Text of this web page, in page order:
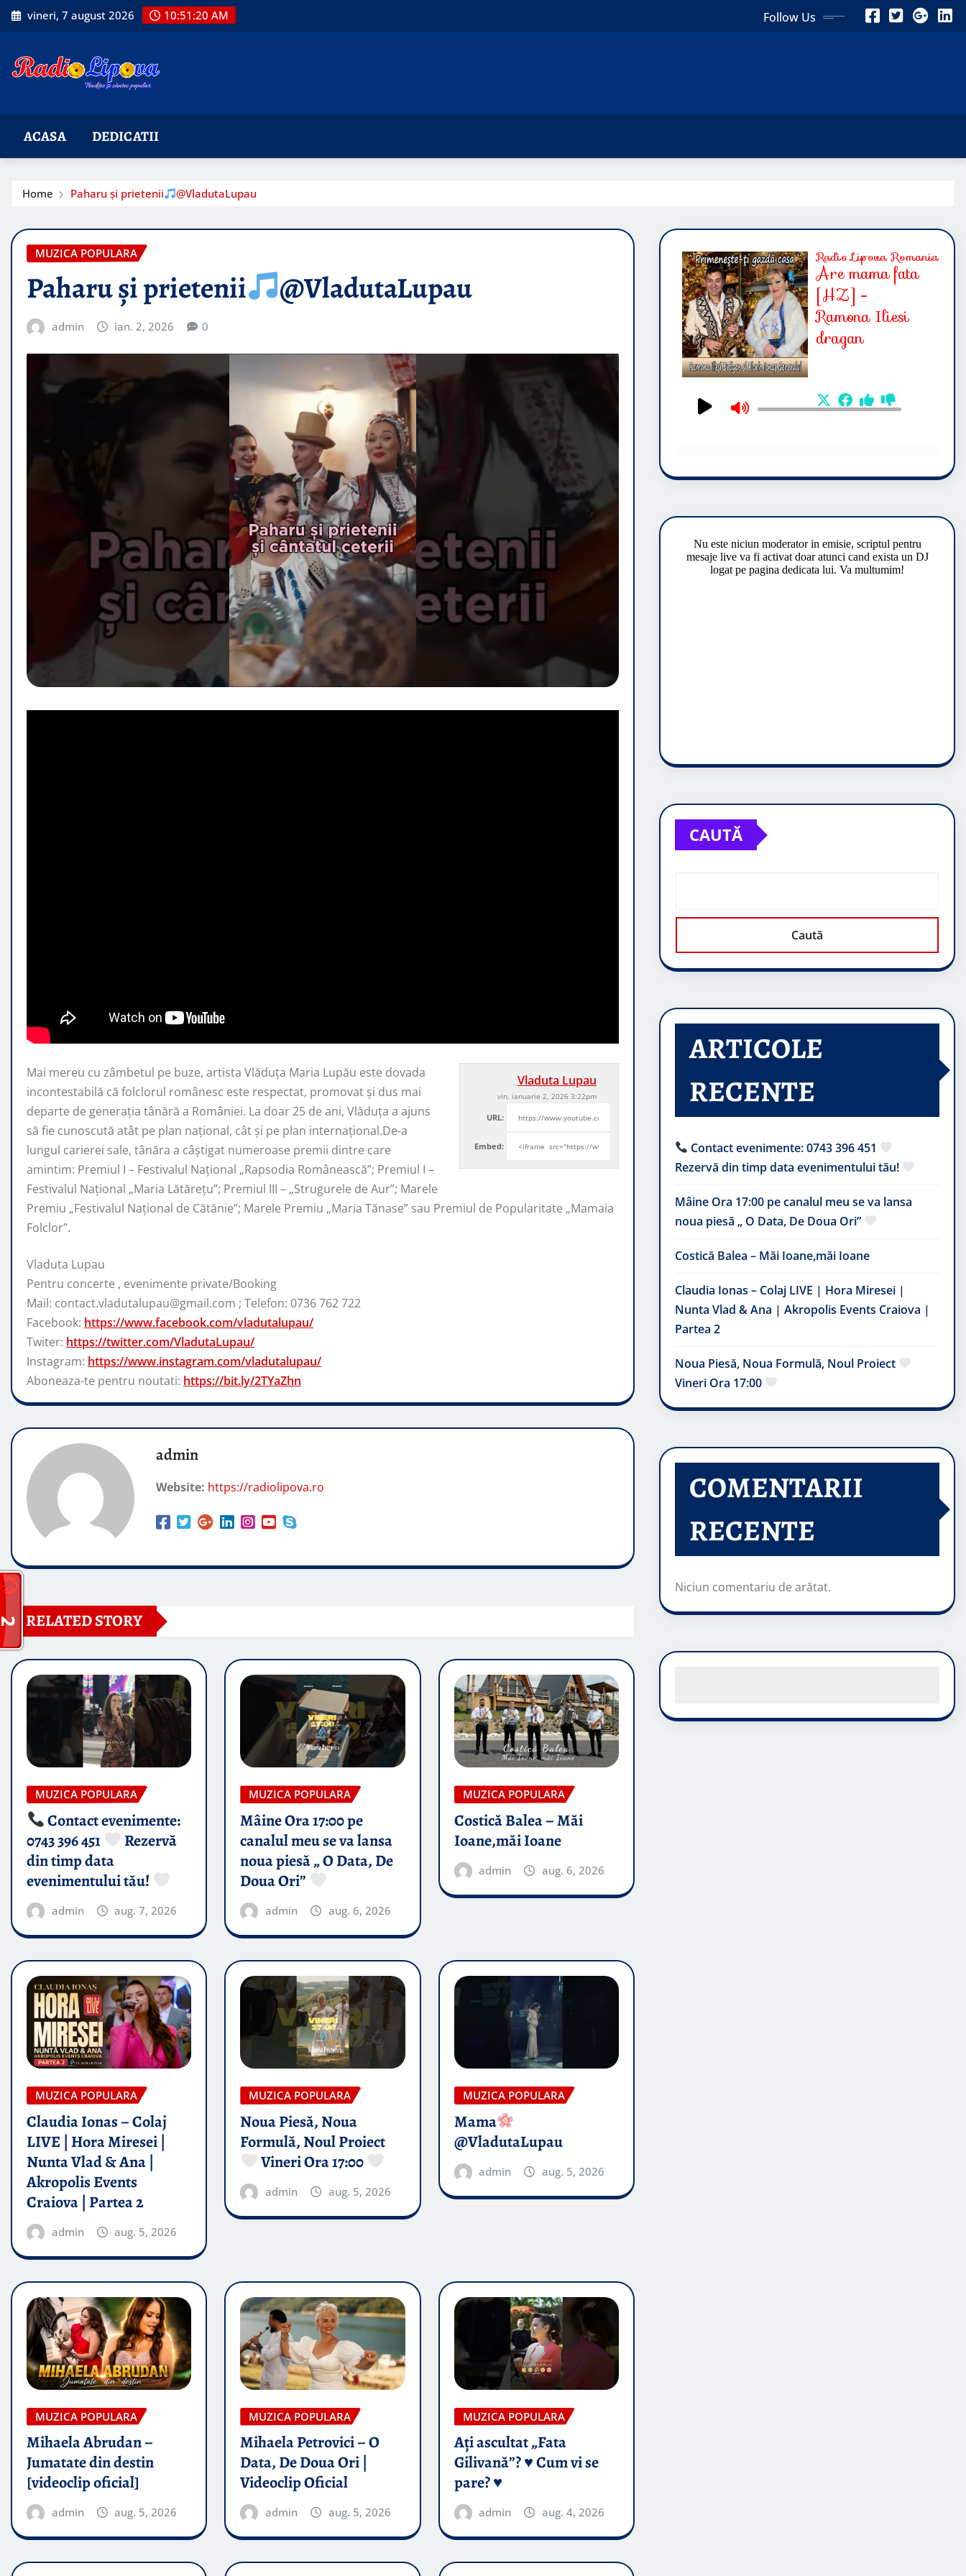
Skip
to
vineri, 7 august 2026 10:51:21 AM Follow Us
ACASA DEDICATII
Home Paharu și prietenii @VladutaLupau
MUZICA POPULARA
Paharu și prietenii @VladutaLupau
admin ian. 2, 2026 0
Vladuta Lupau
vin, ianuarie 2, 2026 3:22pm
URL:
Embed:
Mai mereu cu zâmbetul pe buze, artista Vlăduța Maria Lupău este dovada
incontestabilă că folclorul românesc este respectat, promovat şi dus mai
departe de generaţia tânără a României. La doar 25 de ani, Vlăduța a ajuns
să fie cunoscută atât pe plan naţional, cât şi pe plan internaţional.De-a
lungul carierei sale, tânăra a câştigat numeroase premii dintre care
amintim: Premiul I – Festivalul Național „Rapsodia Românească”; Premiul I –
Festivalul Național „Maria Lătărețu”; Premiul III – „Strugurele de Aur”; Marele
Premiu „Festivalul Național de Cătănie”; Marele Premiu „Maria Tănase” sau Premiul de Popularitate „Mamaia
Folclor”.
Vladuta Lupau
Pentru concerte , evenimente private/Booking
Mail: contact.vladutalupau@gmail.com ; Telefon: 0736 762 722
Facebook: https://www.facebook.com/vladutalupau/
Twiter: https://twitter.com/VladutaLupau/
Instagram: https://www.instagram.com/vladutalupau/
Aboneaza-te pentru noutati: https://bit.ly/2TYaZhn
admin
Website: https://radiolipova.ro
RELATED STORY
MUZICA POPULARA
Contact evenimente:
0743 396 451
Rezervă
din timp data
evenimentului tău!
admin aug. 7, 2026
MUZICA POPULARA
Mâine Ora 17:00 pe
canalul meu se va lansa
noua piesă „ O Data, De
Doua Ori”
admin aug. 6, 2026
MUZICA POPULARA
Costică Balea – Măi
Ioane,măi Ioane
admin aug. 6, 2026
MUZICA POPULARA
Claudia Ionas – Colaj
LIVE | Hora Miresei |
Nunta Vlad & Ana |
Akropolis Events
Craiova | Partea 2
admin aug. 5, 2026
MUZICA POPULARA
Noua Piesă, Noua
Formulă, Noul Proiect
Vineri Ora 17:00
admin aug. 5, 2026
MUZICA POPULARA
Mama
@VladutaLupau
admin aug. 5, 2026
MUZICA POPULARA
Mihaela Abrudan –
Jumatate din destin
[videoclip oficial]
admin aug. 5, 2026
MUZICA POPULARA
Mihaela Petrovici – O
Data, De Doua Ori |
Videoclip Oficial
admin aug. 5, 2026
MUZICA POPULARA
Ați ascultat „Fata
Gilivană”? ♥️ Cum vi se
pare? ♥️
admin aug. 4, 2026
CAUTĂ
Caută
ARTICOLE
RECENTE
Contact evenimente: 0743 396 451
Rezervă din timp data evenimentului tău!
Mâine Ora 17:00 pe canalul meu se va lansa
noua piesă „ O Data, De Doua Ori”
Costică Balea – Măi Ioane,măi Ioane
Claudia Ionas – Colaj LIVE | Hora Miresei |
Nunta Vlad & Ana | Akropolis Events Craiova |
Partea 2
Noua Piesă, Noua Formulă, Noul Proiect
Vineri Ora 17:00
COMENTARII
RECENTE
Niciun comentariu de arătat.